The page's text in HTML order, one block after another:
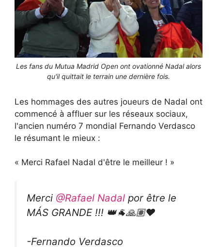
Les fans du Mutua Madrid Open ont ovationné Nadal alors
qu'il quittait le terrain une dernière fois.
Les hommages des autres joueurs de Nadal ont
commencé à affluer sur les réseaux sociaux,
l'ancien numéro 7 mondial Fernando Verdasco
le résumant le mieux :
« Merci Rafael Nadal d'être le meilleur ! »
Merci @Rafael Nadal por être le
MÁS GRANDE !!! 👑🐐🙏🏽❤️
-Fernando Verdasco